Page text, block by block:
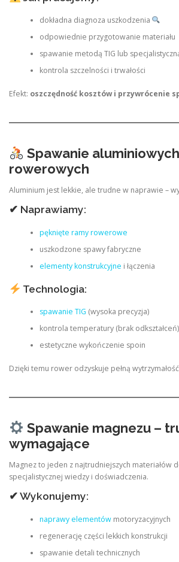
dokładna diagnoza uszkodzenia
odpowiednie przygotowanie materiału
spawanie metodą TIG lub
kontrola szczelności i trwałości
Efekt: oszczędność kosztów i przywrócenie
Spawanie
rowerowych
Aluminium jest lekkie, ale trudne w naprawie –
✔ Naprawiamy:
pęknięte ramy rowerowe
uszkodzone spawy fabryczne
elementy konstrukcyjne i łączenia
Technologia:
spawanie TIG (wysoka precyzja)
kontrola temperatury (brak odkształceń)
estetyczne wykończenie spoin
Dzięki temu rower odzyskuje pełną
Spawanie magnezu –
wymagające
Magnez to jeden z najtrudniejszych materiałów
specjalistycznej wiedzy i doświadczenia.
✔ Wykonujemy:
naprawy elementówmotoryzacyjnych
regenerację części lekkich konstrukcji
spawanie detali technicznych